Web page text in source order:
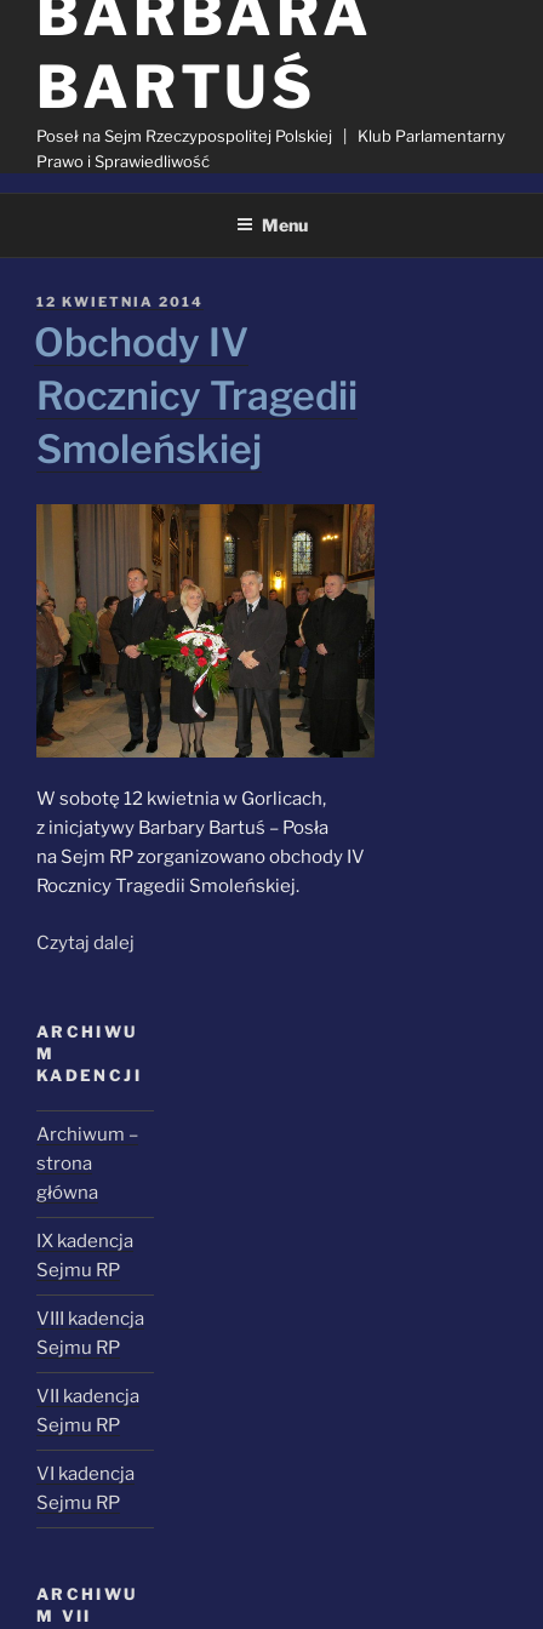
BARBARA
BARTUŚ
Poseł na Sejm Rzeczypospolitej Polskiej | Klub Parlamentarny
Prawo i Sprawiedliwość
Menu
VII KADENCJA SEJMU RP
OPUBLIKOWANE
12 KWIETNIA 2014
Obchody IV
Rocznicy Tragedii
Smoleńskiej
W sobotę 12 kwietnia w Gorlicach,
z inicjatywy Barbary Bartuś – Posła
na Sejm RP zorganizowano obchody IV
Rocznicy Tragedii Smoleńskiej.
Czytaj dalej
Tragedii
ARCHIWU
M
KADENCJI
Archiwum –
strona
główna
IX kadencja
Sejmu RP
VIII kadencja
Sejmu RP
VII kadencja
Sejmu RP
VI kadencja
Sejmu RP
ARCHIWU
M VII